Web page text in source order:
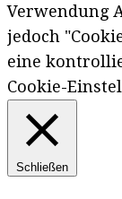
Verwendung
jedoch
eine
Cookie-
Schließen